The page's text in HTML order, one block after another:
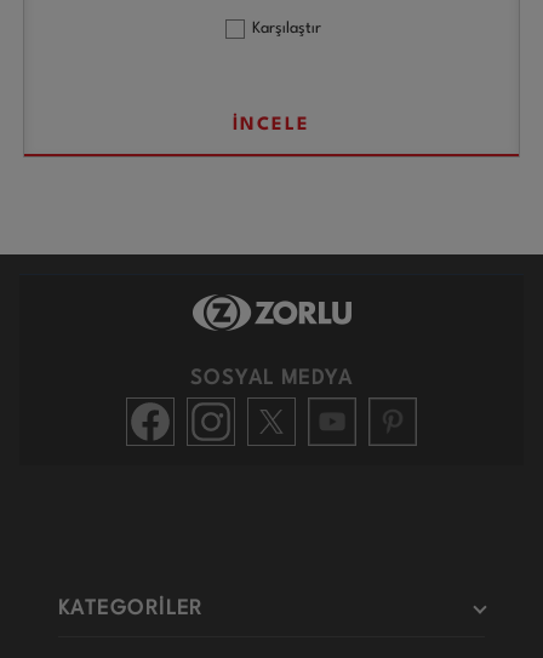
Karşılaştır
İNCELE
SOSYAL MEDYA
KATEGORİLER